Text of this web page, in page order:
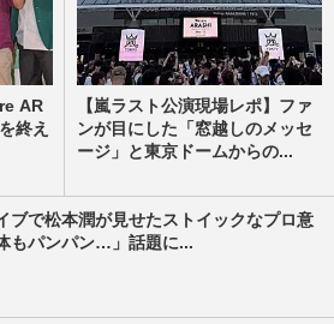
AR
終え
【嵐ラスト公演現場レポ】ファ
ンが目にした「窓越しのメッセ
ージ」と東京ドームからの...
ブで松本潤が見せたストイックなプロ意
もパンパン…」話題に...